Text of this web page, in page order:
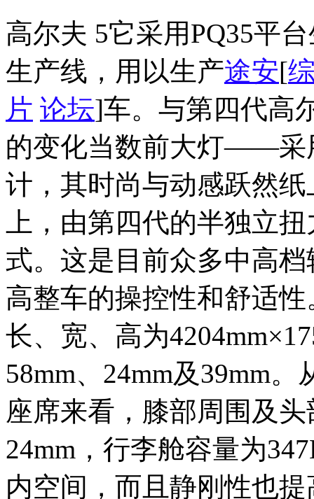
高尔夫 5它采用PQ35平
生产线，用以生产途安[
片 论坛]车。与第四代高
的变化当数前大灯——采
计，其时尚与动感跃然
上，由第四代的半独立
式。这是目前众多中高
高整车的操控性和舒适
长、宽、高为
58mm、24mm及39mm
座席来看，膝部周围及
24mm，行李舱容量为
内空间，而且静刚性也